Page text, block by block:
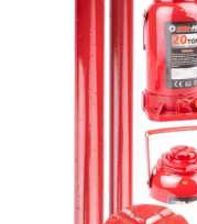
hvězdiček.